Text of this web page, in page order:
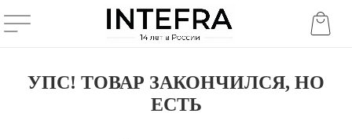
УПС! ТОВАР ЗАКОНЧИЛСЯ, НО
ЕСТЬ